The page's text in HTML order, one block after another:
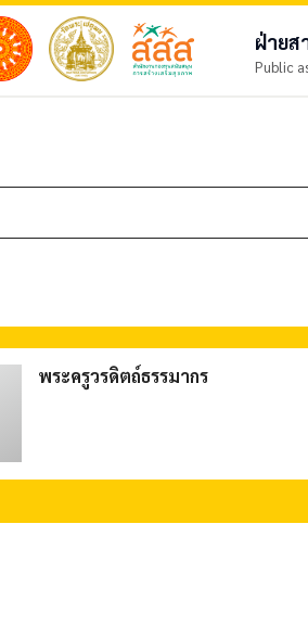
ฝ่ายส
Public
พระครูวรดิตถ์ธรรมากร